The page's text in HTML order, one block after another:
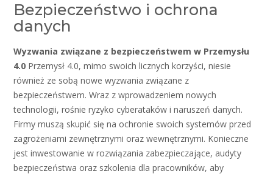
Bezpieczeństwo i ochrona
danych
Wyzwania związane z bezpieczeństwem w Przemysłu
4.0 Przemysł 4.0, mimo swoich licznych korzyści, niesie
również ze sobą nowe wyzwania związane z
bezpieczeństwem. Wraz z wprowadzeniem nowych
technologii, rośnie ryzyko cyberataków i naruszeń danych.
Firmy muszą skupić się na ochronie swoich systemów przed
zagrożeniami zewnętrznymi oraz wewnętrznymi. Konieczne
jest inwestowanie w rozwiązania zabezpieczające, audyty
bezpieczeństwa oraz szkolenia dla pracowników, aby